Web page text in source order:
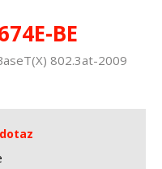
BE
802.3at-2009